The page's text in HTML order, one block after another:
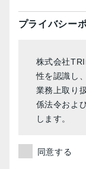
プライバシー
株式会社
性を認識し、
業務上取り
係法令およ
します。
他関係者、
同意する